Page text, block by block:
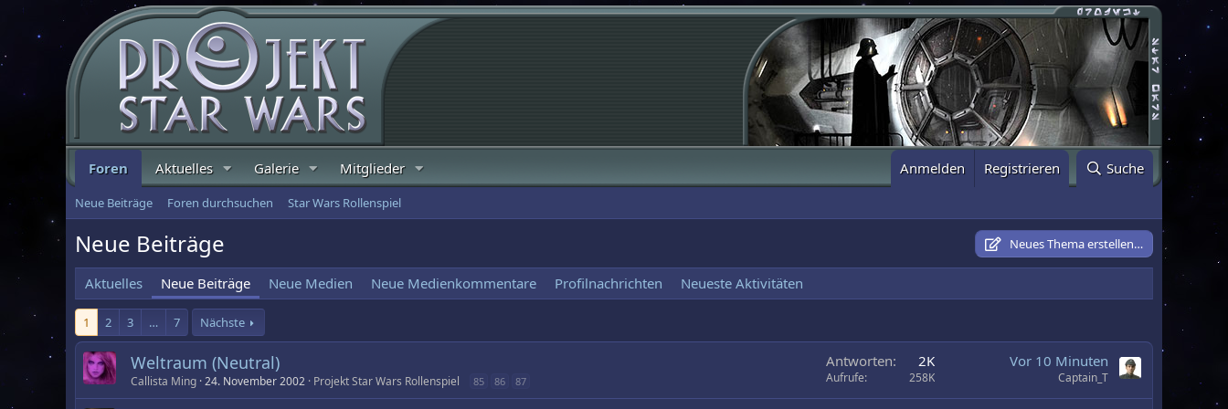
Foren Aktuelles Galerie Mitglieder Anmelden Registrieren Suche
Neue Beiträge Foren durchsuchen Star Wars Rollenspiel
Neue Beiträge Neues Thema erstellen…
Aktuelles Neue Beiträge Neue Medien Neue Medienkommentare Profilnachrichten Neueste Aktivitäten
1 2 3 … 7 Nächste
Weltraum (Neutral)
Callista Ming 24. November 2002 Projekt Star Wars Rollenspiel 85 86 87
Antworten 2K
Aufrufe 258K
Vor 10 Minuten
Captain_T